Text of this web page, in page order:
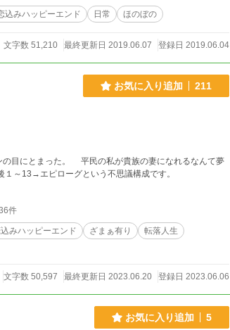
込みハッピーエンド 日常 ほのぼの
文字数 51,210 最終更新日 2019.06.07 登録日 2019.06.04
お気に入り追加 211
目にとまった。 平民の私が貴族の妻になれるなんて夢
のだった。 ※前編→後編→その後１～13→エピローグという不思議構成です。
件
みハッピーエンド ざまぁ有り
転落人生
文字数 50,597 最終更新日 2023.06.20 登録日 2023.06.06
お気に入り追加 5